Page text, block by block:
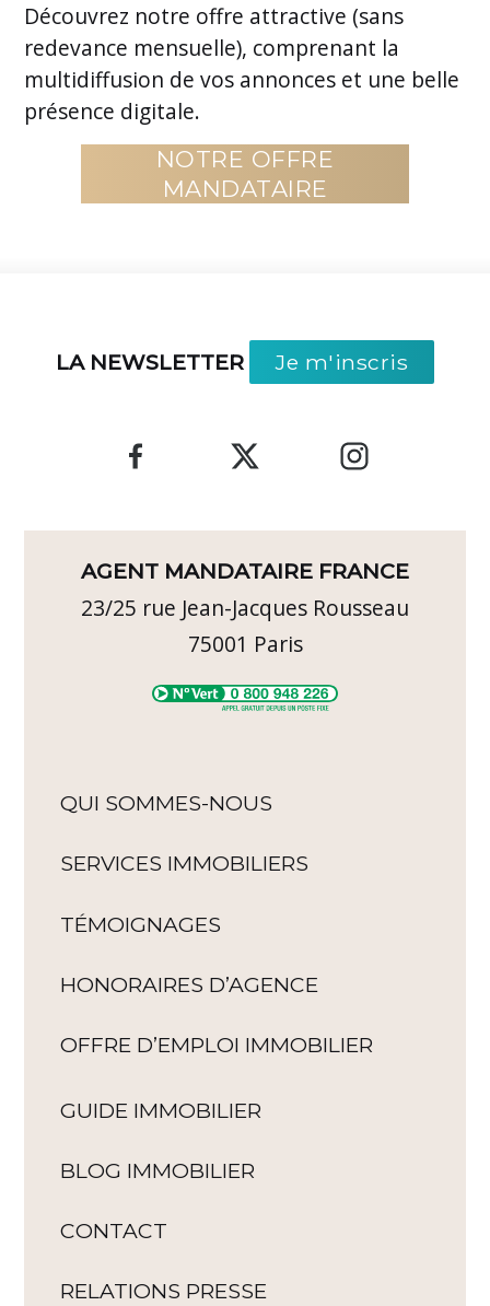
Découvrez notre offre attractive (sans
redevance mensuelle), comprenant la
multidiffusion de vos annonces et une belle
présence digitale.
NOTRE OFFRE
MANDATAIRE
LA NEWSLETTER Je m'inscris
AGENT MANDATAIRE FRANCE
23/25 rue Jean-Jacques Rousseau
75001 Paris
QUI SOMMES-NOUS
SERVICES IMMOBILIERS
TÉMOIGNAGES
HONORAIRES D’AGENCE
OFFRE D’EMPLOI IMMOBILIER
GUIDE IMMOBILIER
BLOG IMMOBILIER
CONTACT
RELATIONS PRESSE